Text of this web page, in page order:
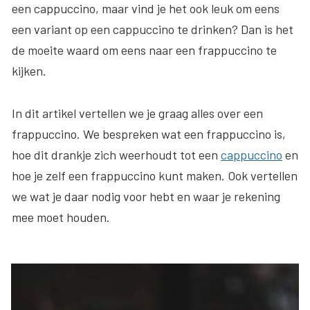
een cappuccino, maar vind je het ook leuk om eens
een variant op een cappuccino te drinken? Dan is het
de moeite waard om eens naar een frappuccino te
kijken.
In dit artikel vertellen we je graag alles over een
frappuccino. We bespreken wat een frappuccino is,
hoe dit drankje zich weerhoudt tot een cappuccino en
hoe je zelf een frappuccino kunt maken. Ook vertellen
we wat je daar nodig voor hebt en waar je rekening
mee moet houden.